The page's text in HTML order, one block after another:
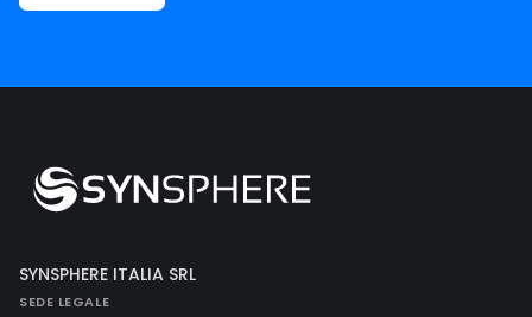
SYNSPHERE ITALIA SRL
SEDE LEGALE